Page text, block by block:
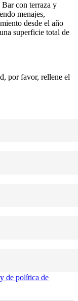
Bar con terraza y
menajes,
desde el año
superficie total de
por favor, rellene el
de política de